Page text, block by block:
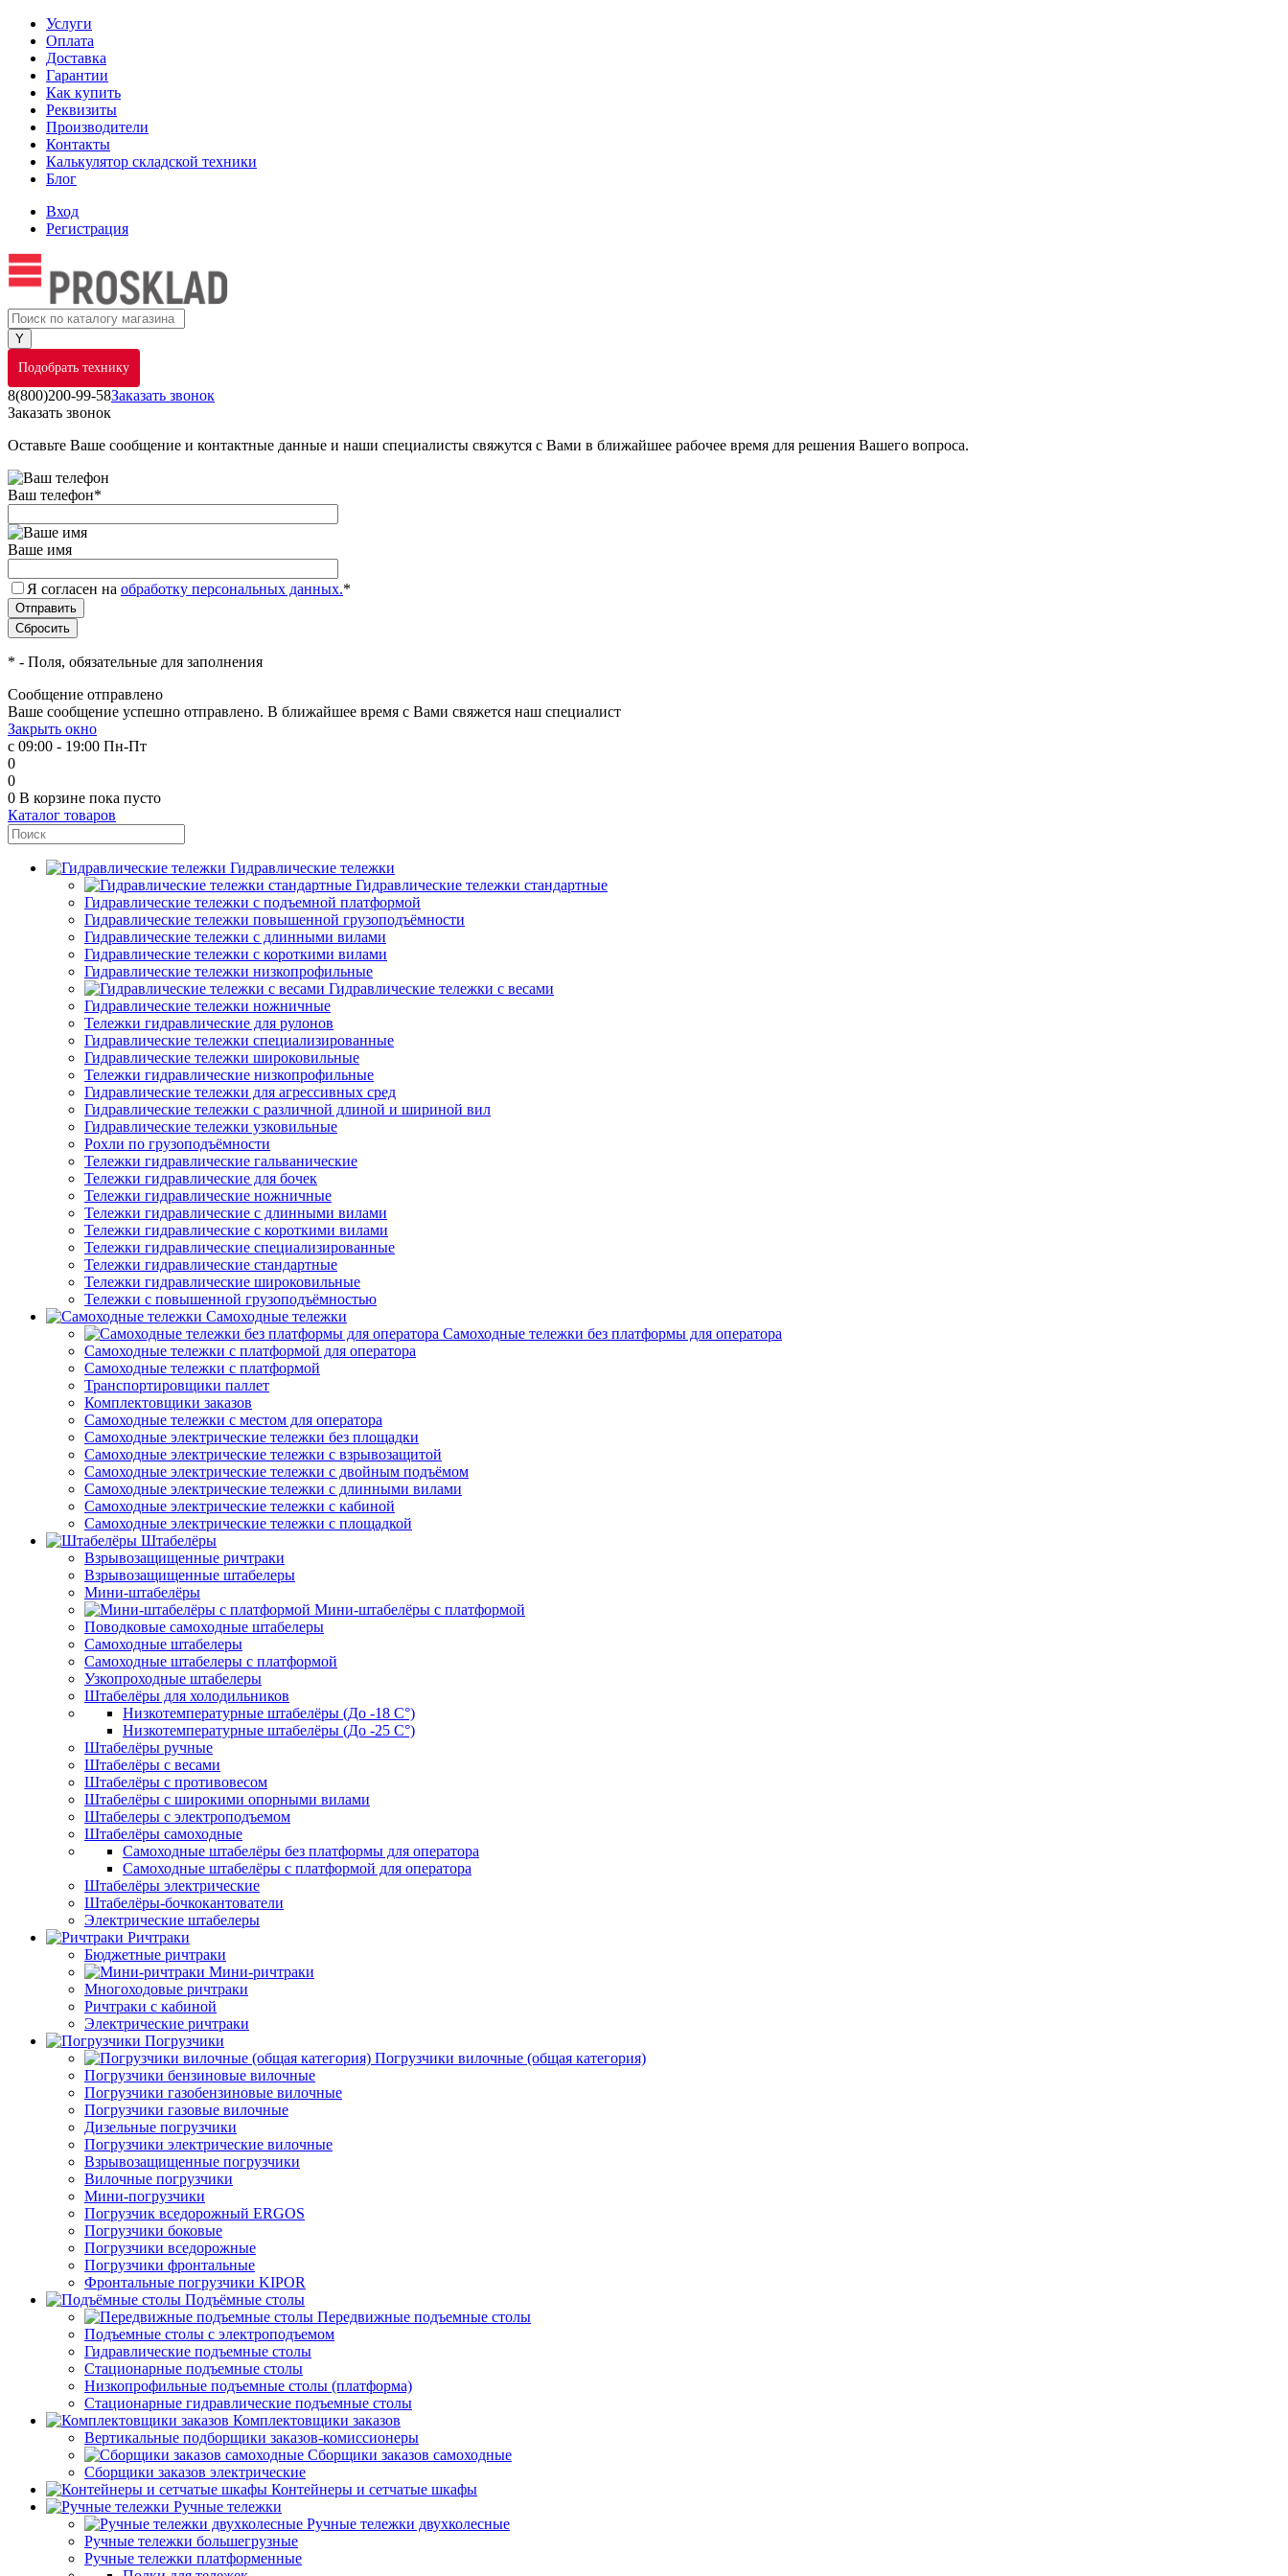
Услуги
Оплата
Доставка
Гарантии
Как купить
Реквизиты
Производители
Контакты
Калькулятор складской техники
Блог
Вход
Регистрация
Подобрать технику
8(800)200-99-58Заказать звонок
Заказать звонок
Оставьте Ваше сообщение и контактные данные и наши специалисты свяжутся с Вами в ближайшее рабочее время для решения Вашего вопроса.
Ваш телефон*
Ваше имя
Я согласен на обработку персональных данных.*
* - Поля, обязательные для заполнения
Сообщение отправлено
Ваше сообщение успешно отправлено. В ближайшее время с Вами свяжется наш специалист
Закрыть окно
с 09:00 - 19:00 Пн-Пт
0
0
0 В корзине пока пусто
Каталог товаров
Гидравлические тележки
Гидравлические тележки стандартные
Гидравлические тележки с подъемной платформой
Гидравлические тележки повышенной грузоподъёмности
Гидравлические тележки с длинными вилами
Гидравлические тележки с короткими вилами
Гидравлические тележки низкопрофильные
Гидравлические тележки с весами
Гидравлические тележки ножничные
Тележки гидравлические для рулонов
Гидравлические тележки специализированные
Гидравлические тележки широковильные
Тележки гидравлические низкопрофильные
Гидравлические тележки для агрессивных сред
Гидравлические тележки с различной длиной и шириной вил
Гидравлические тележки узковильные
Рохли по грузоподъёмности
Тележки гидравлические гальванические
Тележки гидравлические для бочек
Тележки гидравлические ножничные
Тележки гидравлические с длинными вилами
Тележки гидравлические с короткими вилами
Тележки гидравлические специализированные
Тележки гидравлические стандартные
Тележки гидравлические широковильные
Тележки с повышенной грузоподъёмностью
Самоходные тележки
Самоходные тележки без платформы для оператора
Самоходные тележки с платформой для оператора
Самоходные тележки с платформой
Транспортировщики паллет
Комплектовщики заказов
Самоходные тележки с местом для оператора
Самоходные электрические тележки без площадки
Самоходные электрические тележки с взрывозащитой
Самоходные электрические тележки с двойным подъёмом
Самоходные электрические тележки с длинными вилами
Самоходные электрические тележки с кабиной
Самоходные электрические тележки с площадкой
Штабелёры
Взрывозащищенные ричтраки
Взрывозащищенные штабелеры
Мини-штабелёры
Мини-штабелёры с платформой
Поводковые самоходные штабелеры
Самоходные штабелеры
Самоходные штабелеры с платформой
Узкопроходные штабелеры
Штабелёры для холодильников
Низкотемпературные штабелёры (До -18 C°)
Низкотемпературные штабелёры (До -25 C°)
Штабелёры ручные
Штабелёры с весами
Штабелёры с противовесом
Штабелёры с широкими опорными вилами
Штабелеры с электроподъемом
Штабелёры самоходные
Самоходные штабелёры без платформы для оператора
Самоходные штабелёры с платформой для оператора
Штабелёры электрические
Штабелёры-бочкокантователи
Электрические штабелеры
Ричтраки
Бюджетные ричтраки
Мини-ричтраки
Многоходовые ричтраки
Ричтраки с кабиной
Электрические ричтраки
Погрузчики
Погрузчики вилочные (общая категория)
Погрузчики бензиновые вилочные
Погрузчики газобензиновые вилочные
Погрузчики газовые вилочные
Дизельные погрузчики
Погрузчики электрические вилочные
Взрывозащищенные погрузчики
Вилочные погрузчики
Мини-погрузчики
Погрузчик вседорожный ERGOS
Погрузчики боковые
Погрузчики вседорожные
Погрузчики фронтальные
Фронтальные погрузчики KIPOR
Подъёмные столы
Передвижные подъемные столы
Подъемные столы с электроподъемом
Гидравлические подъемные столы
Стационарные подъемные столы
Низкопрофильные подъемные столы (платформа)
Стационарные гидравлические подъемные столы
Комплектовщики заказов
Вертикальные подборщики заказов-комиссионеры
Сборщики заказов самоходные
Сборщики заказов электрические
Контейнеры и сетчатые шкафы
Ручные тележки
Ручные тележки двухколесные
Ручные тележки большегрузные
Ручные тележки платформенные